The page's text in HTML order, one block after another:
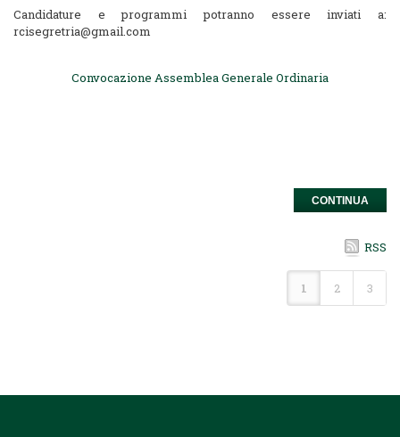
Candidature e programmi potranno essere inviati a:
rcisegretria@gmail.com
Convocazione Assemblea Generale Ordinaria
CONTINUA
RSS
1 2 3